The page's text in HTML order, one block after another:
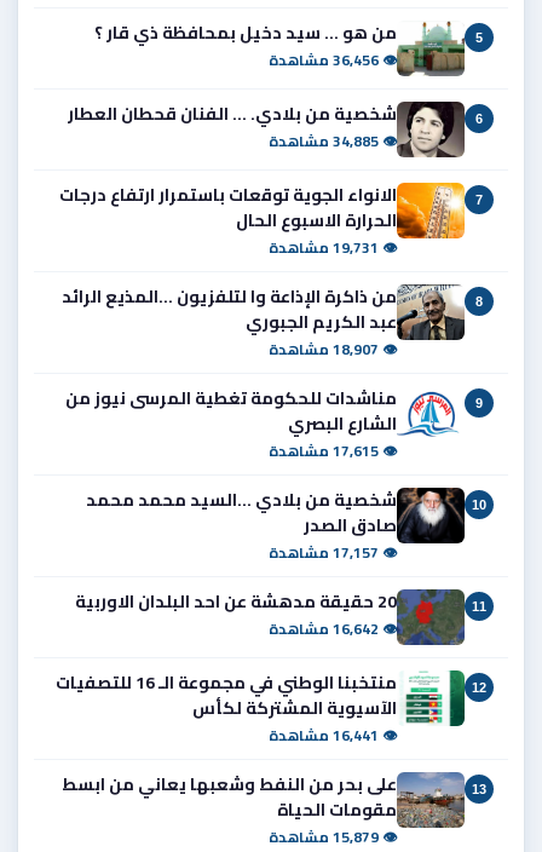
5 من هو ... سيد دخيل بمحافظة ذي قار ؟
👁 36,456 مشاهدة
6 شخصية من بلادي. ... الفنان قحطان العطار
👁 34,885 مشاهدة
7
الانواء الجوية توقعات باستمرار ارتفاع درجات
الحرارة الاسبوع الحال
👁 19,731 مشاهدة
8
من ذاكرة الإذاعة وا لتلفزيون ...المذيع الرائد
عبد الكريم الجبوري
👁 18,907 مشاهدة
9
مناشدات للحكومة تغطية المرسى نيوز من
الشارع البصري
👁 17,615 مشاهدة
10
شخصية من بلادي ...السيد محمد محمد
صادق الصدر
👁 17,157 مشاهدة
11 20 حقيقة مدهشة عن احد البلدان الاوربية
👁 16,642 مشاهدة
12
منتخبنا الوطني في مجموعة الـ 16 للتصفيات
الآسيوية المشتركة لكأس
👁 16,441 مشاهدة
13
على بحر من النفط وشعبها يعاني من ابسط
مقومات الحياة
👁 15,879 مشاهدة